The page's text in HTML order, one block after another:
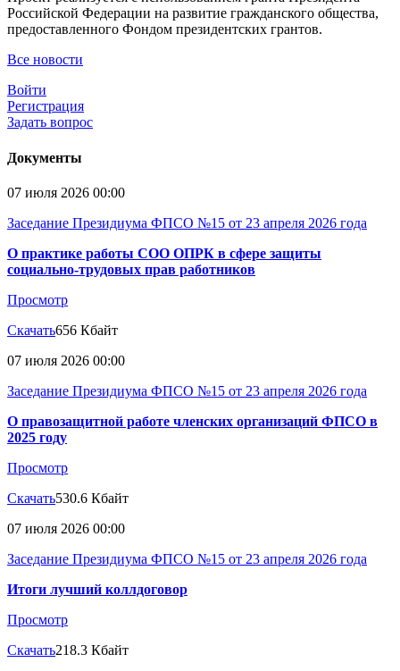
Российской Федерации на развитие гражданского общества,
предоставленного Фондом президентских грантов.
Все новости
Войти
Регистрация
Задать вопрос
Документы
07 июля 2026 00:00
Заседание Президиума ФПСО №15 от 23 апреля 2026 года
О практике работы СОО ОПРК в сфере защиты
социально-трудовых прав работников
Просмотр
Скачать656 Кбайт
07 июля 2026 00:00
Заседание Президиума ФПСО №15 от 23 апреля 2026 года
О правозащитной работе членских организаций ФПСО в
2025 году
Просмотр
Скачать530.6 Кбайт
07 июля 2026 00:00
Заседание Президиума ФПСО №15 от 23 апреля 2026 года
Итоги лучший коллдоговор
Просмотр
Скачать218.3 Кбайт